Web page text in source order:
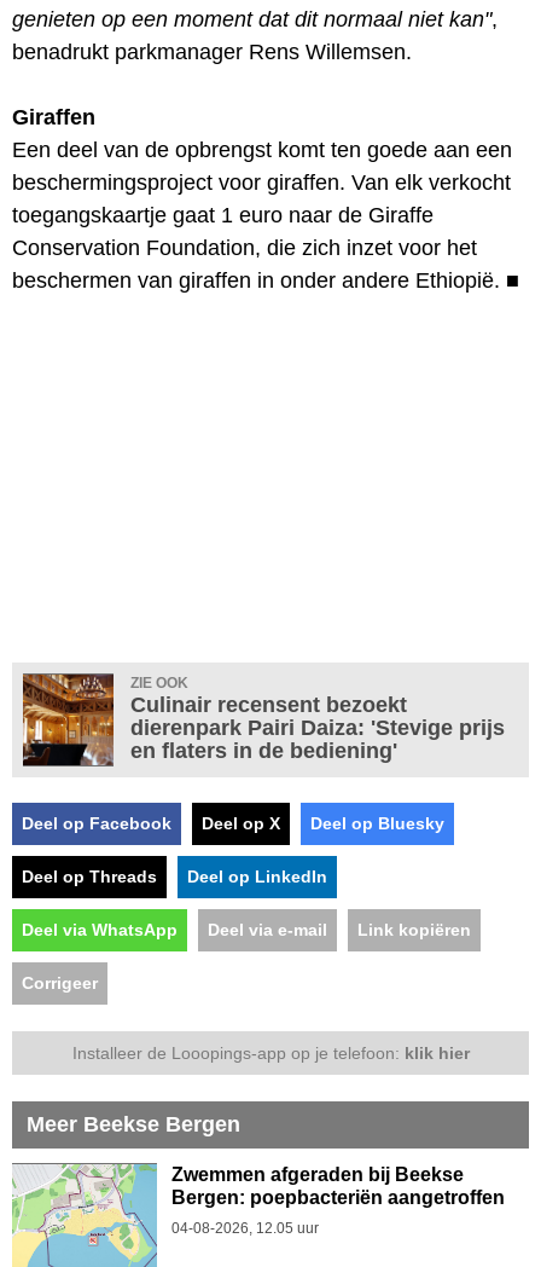
genieten op een moment dat dit normaal niet kan",
benadrukt parkmanager Rens Willemsen.
Giraffen
Een deel van de opbrengst komt ten goede aan een
beschermingsproject voor giraffen. Van elk verkocht
toegangskaartje gaat 1 euro naar de Giraffe
Conservation Foundation, die zich inzet voor het
beschermen van giraffen in onder andere Ethiopië. ■
ZIE OOK
Culinair recensent bezoekt
dierenpark Pairi Daiza: 'Stevige prijs
en flaters in de bediening'
Deel op Facebook Deel op X Deel op Bluesky
Deel op Threads Deel op LinkedIn
Deel via WhatsApp Deel via e-mail Link kopiëren
Corrigeer
Installeer de Looopings-app op je telefoon: klik hier
Meer Beekse Bergen
Zwemmen afgeraden bij Beekse
Bergen: poepbacteriën aangetroffen
04-08-2026, 12.05 uur